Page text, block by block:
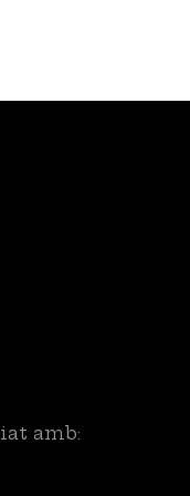
amb: